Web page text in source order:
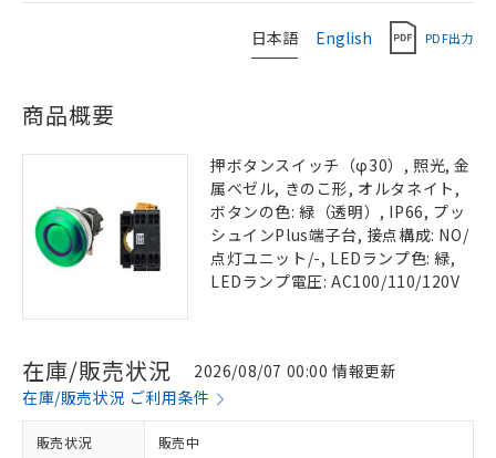
日本語 English PDF出力
商品概要
押ボタンスイッチ（φ30）, 照光, 金
属ベゼル, きのこ形, オルタネイト,
ボタンの色: 緑（透明）, IP66, プッ
シュインPlus端子台, 接点構成: NO/
点灯ユニット/-, LEDランプ色: 緑,
LEDランプ電圧: AC100/110/120V
在庫/販売状況
2026/08/07 00:00 情報更新
在庫/販売状況 ご利用条件
販売状況 販売中